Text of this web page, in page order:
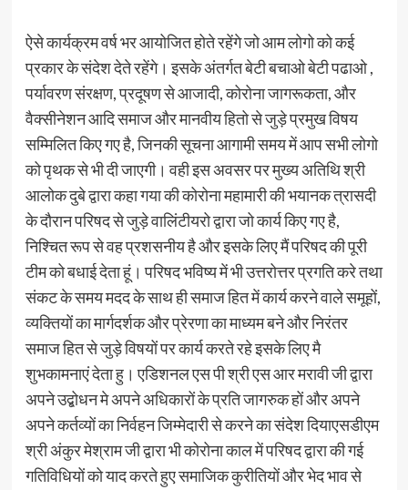
ऐसे कार्यक्रम वर्ष भर आयोजित होते रहेंगे जो आम लोगो को कई
प्रकार के संदेश देते रहेंगे। इसके अंतर्गत बेटी बचाओ बेटी पढाओ ,
पर्यावरण संरक्षण, प्रदूषण से आजादी, कोरोना जागरूकता, और
वैक्सीनेशन आदि समाज और मानवीय हितो से जुड़े प्रमुख विषय
सम्मिलित किए गए है, जिनकी सूचना आगामी समय में आप सभी लोगो
को पृथक से भी दी जाएगी। वही इस अवसर पर मुख्य अतिथि श्री
आलोक दुबे द्वारा कहा गया की कोरोना महामारी की भयानक त्रासदी
के दौरान परिषद से जुड़े वालिंटीयरो द्वारा जो कार्य किए गए है,
निश्चित रूप से वह प्रशसनीय है और इसके लिए मैं परिषद की पूरी
टीम को बधाई देता हूं। परिषद भविष्य में भी उत्तरोत्तर प्रगति करे तथा
संकट के समय मदद के साथ ही समाज हित में कार्य करने वाले समूहों,
व्यक्तियों का मार्गदर्शक और प्रेरणा का माध्यम बने और निरंतर
समाज हित से जुड़े विषयों पर कार्य करते रहे इसके लिए मै
शुभकामनाएं देता हु। एडिशनल एस पी श्री एस आर मरावी जी द्वारा
अपने उद्बोधन मे अपने अधिकारों के प्रति जागरुक हों और अपने
अपने कर्तव्यों का निर्वहन जिम्मेदारी से करने का संदेश दियाएसडीएम
श्री अंकुर मेश्राम जी द्वारा भी कोरोना काल में परिषद द्वारा की गई
गतिविधियों को याद करते हुए समाजिक कुरीतियों और भेद भाव से